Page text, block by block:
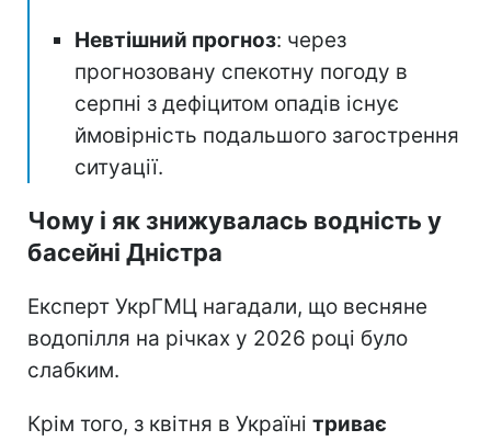
Невтішний прогноз: через
прогнозовану спекотну погоду в
серпні з дефіцитом опадів існує
ймовірність подальшого загострення
ситуації.
Чому і як знижувалась водність у
басейні Дністра
Експерт УкрГМЦ нагадали, що весняне
водопілля на річках у 2026 році було
слабким.
Крім того, з квітня в Україні триває